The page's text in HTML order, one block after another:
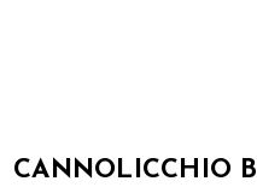
CANNOLICCHIO